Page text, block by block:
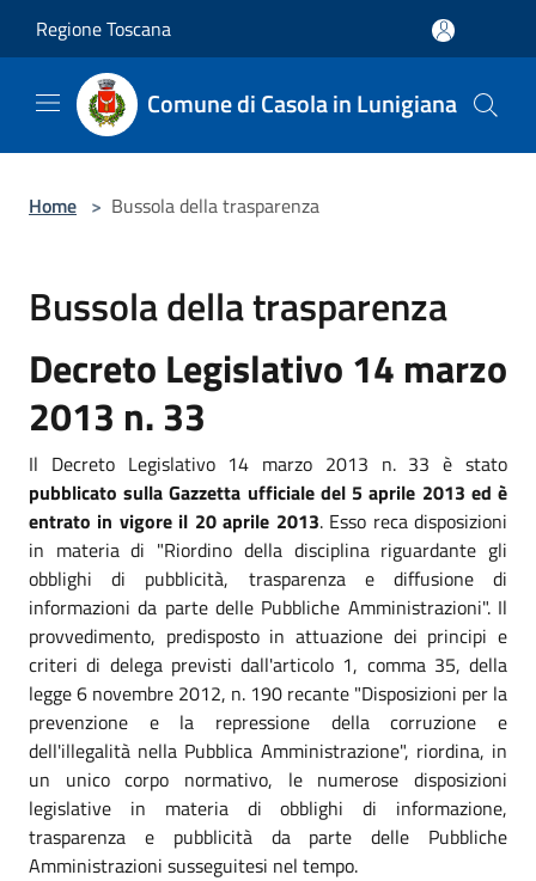
Regione Toscana
Comune di Casola in Lunigiana
Home > Bussola della trasparenza
Bussola della trasparenza
Decreto Legislativo 14 marzo
2013 n. 33
Il Decreto Legislativo 14 marzo 2013 n. 33 è stato
pubblicato sulla Gazzetta ufficiale del 5 aprile 2013 ed è
entrato in vigore il 20 aprile 2013. Esso reca disposizioni
in materia di "Riordino della disciplina riguardante gli
obblighi di pubblicità, trasparenza e diffusione di
informazioni da parte delle Pubbliche Amministrazioni". Il
provvedimento, predisposto in attuazione dei principi e
criteri di delega previsti dall'articolo 1, comma 35, della
legge 6 novembre 2012, n. 190 recante "Disposizioni per la
prevenzione e la repressione della corruzione e
dell'illegalità nella Pubblica Amministrazione", riordina, in
un unico corpo normativo, le numerose disposizioni
legislative in materia di obblighi di informazione,
trasparenza e pubblicità da parte delle Pubbliche
Amministrazioni susseguitesi nel tempo.